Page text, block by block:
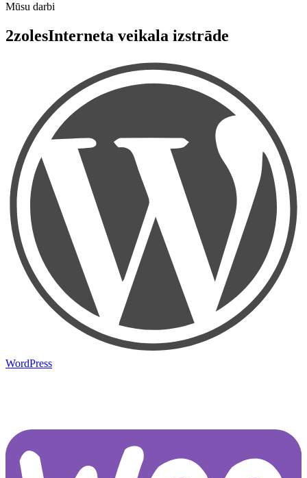
Mūsu darbi
2zolesInterneta veikala izstrāde
WordPress